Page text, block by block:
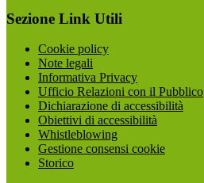
Sezione Link Utili
Cookie policy
Note legali
Informativa Privacy
Ufficio Relazioni con il Pubblico
Dichiarazione di accessibilità
Obiettivi di accessibilità
Whistleblowing
Gestione consensi cookie
Storico